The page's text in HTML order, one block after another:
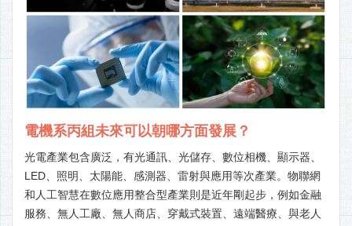
電機系丙組未來可以朝哪方面發展？
光電產業包含廣泛，有光通訊、光儲存、數位相機、顯示器、
LED、照明、太陽能、感測器、雷射與應用等次產業。物聯網
和人工智慧在數位應用整合型產業則是近年剛起步，例如金融
服務、無人工廠、無人商店、穿戴式裝置、遠端醫療、與老人